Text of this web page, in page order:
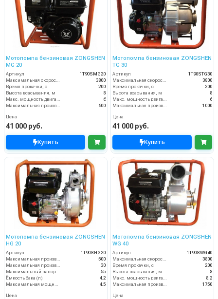
Мотопомпа бензиновая ZONGSHEN
MG 20
Артикул
1T90SMG20
3800
Время прокачки, с
200
Высота всасывания, м
8
6
600
Цена
41 000 руб.
Купить
Мотопомпа бензиновая ZONGSHEN
TG 30
Артикул
1T90STG30
3800
Время прокачки, с
200
Высота всасывания, м
8
6
1000
Цена
41 000 руб.
Купить
Мотопомпа бензиновая ZONGSHEN
HG 20
Артикул
1T90SHG20
Максимальная производительность, л/мин
500
Максимальная производительность, м3/ч
30
Максимальный напор
55
Ёмкость бака (л)
4.2
Максимальная мощность, кВт
4.5
Цена
Мотопомпа бензиновая ZONGSHEN
WG 40
Артикул
1T90SWG40
Максимальная скорость вращения, об/мин
3800
Время прокачки, с
200
Высота всасывания, м
8
Макс. мощность двигателя, л.с.
8.2
Максимальная производительность, л/мин
1750
Цена